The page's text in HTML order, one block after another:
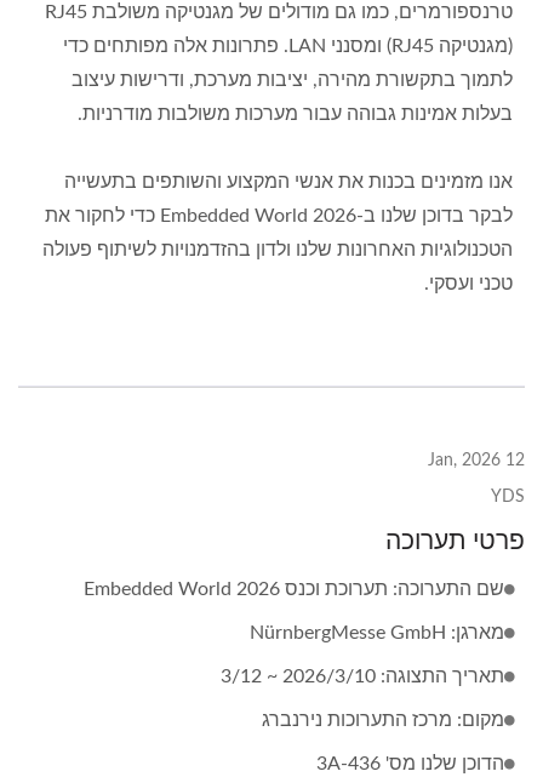
טרנספורמרים, כמו גם מודולים של מגנטיקה משולבת RJ45
(מגנטיקה RJ45) ומסנני LAN. פתרונות אלה מפותחים כדי
לתמוך בתקשורת מהירה, יציבות מערכת, ודרישות עיצוב
בעלות אמינות גבוהה עבור מערכות משולבות מודרניות.
אנו מזמינים בכנות את אנשי המקצוע והשותפים בתעשייה
לבקר בדוכן שלנו ב-Embedded World 2026 כדי לחקור את
הטכנולוגיות האחרונות שלנו ולדון בהזדמנויות לשיתוף פעולה
טכני ועסקי.
12 Jan, 2026
YDS
פרטי תערוכה
שם התערוכה: תערוכת וכנס Embedded World 2026
מארגן: NürnbergMesse GmbH
תאריך התצוגה: 2026/3/10 ~ 3/12
מקום: מרכז התערוכות נירנברג
הדוכן שלנו מס' 3A-436